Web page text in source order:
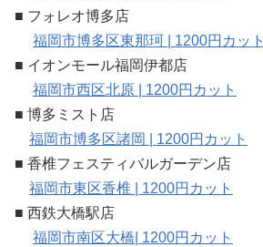
■ フォレオ博多店
福岡市博多区東那珂 | 1200円カット
■ イオンモール福岡伊都店
福岡市西区北原 | 1200円カット
■ 博多ミスト店
福岡市博多区諸岡 | 1200円カット
■ 香椎フェスティバルガーデン店
福岡市東区香椎 | 1200円カット
■ 西鉄大橋駅店
福岡市南区大橋| 1200円カット